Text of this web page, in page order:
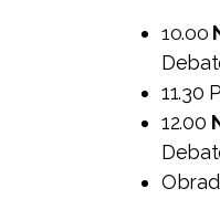
10.00
11.30
12.00
II Xornadas IN.XURGA
con Discapacidade 2020
III Xornadas
Xénero e Muller con